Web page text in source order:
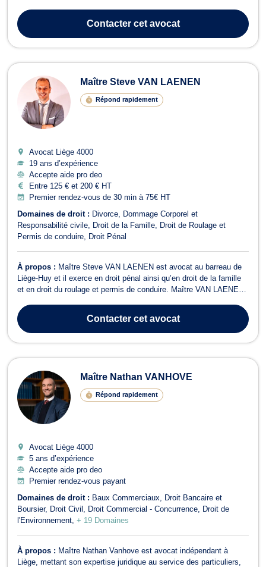
Dominique FRANCHIMONT intervient en droit pénal dans le
domaine du droit pénal ...Contactercet avocat
Maître Steve VAN LAENEN
Répond rapidement
Avocat Liège 4000
19 ans d’expérience
Accepte aide pro deo
Entre 125 € et 200 € HT
Premier rendez-vous de 30 min à 75€ HT
Domaines de droit : Divorce
Dommage Corporel et
Responsabilité civile
Droit de la Famille
Droit de Roulage et
Permis de conduire
Droit Pénal
À propos : Maître Steve VAN LAENEN est avocat au barreau de
Liège-Huy et il exerce en droit pénal ainsi qu’en droit de la famille
et en droit du roulage et permis de conduire. Maître VAN LAENEN
de la réparation du dommage corporel. De ce fait, il est en mesure
d’interv...
Contactercet avocat
Maître Nathan VANHOVE
Répond rapidement
Avocat Liège 4000
5 ans d’expérience
Accepte aide pro deo
Premier rendez-vous payant
Domaines de droit : Baux Commerciaux
Droit Bancaire et
Boursier
Droit Civil Droit Commercial - Concurrence
Droit de
l'Environnement + 19 Domaines
À propos : Maître Nathan Vanhove est avocat indépendant à
Liège, mettant son expertise juridique au service des particuliers,